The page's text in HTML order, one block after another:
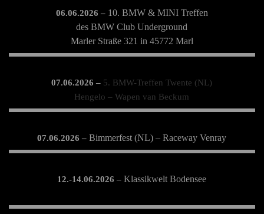
06.06.2026 – 10. BMW & MINI Treffen
des BMW Club Underground
Marler Straße 321 in 45772 Marl
07.06.2026 – 5. BMW-Treffen Twente (NL)
Hengelo – Wapen van Beckum
07.06.2026 – Bimmerfest (NL) – Raceway Venray
12.-14.06.2026 – Klassikwelt Bodensee